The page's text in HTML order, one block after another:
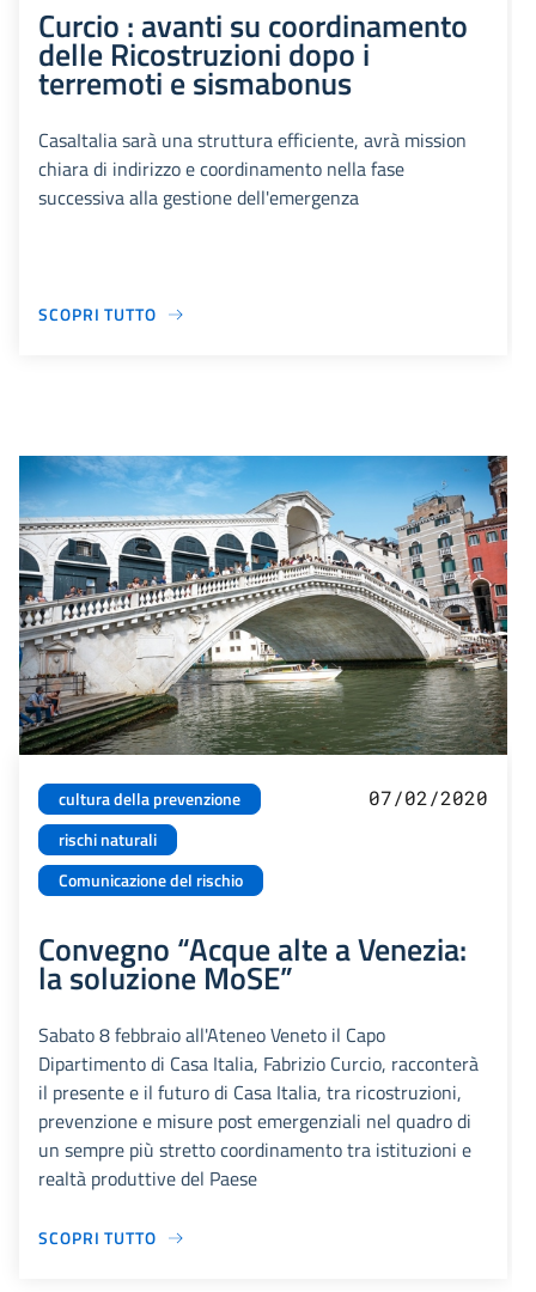
Curcio : avanti su coordinamento
delle Ricostruzioni dopo i
terremoti e sismabonus
CasaItalia sarà una struttura efficiente, avrà mission
chiara di indirizzo e coordinamento nella fase
successiva alla gestione dell'emergenza
SCOPRI TUTTO
cultura della prevenzione
rischi naturali
Comunicazione del rischio
07/02/2020
Convegno “Acque alte a Venezia:
la soluzione MoSE”
Sabato 8 febbraio all'Ateneo Veneto il Capo
Dipartimento di Casa Italia, Fabrizio Curcio, racconterà
il presente e il futuro di Casa Italia, tra ricostruzioni,
prevenzione e misure post emergenziali nel quadro di
un sempre più stretto coordinamento tra istituzioni e
realtà produttive del Paese
SCOPRI TUTTO